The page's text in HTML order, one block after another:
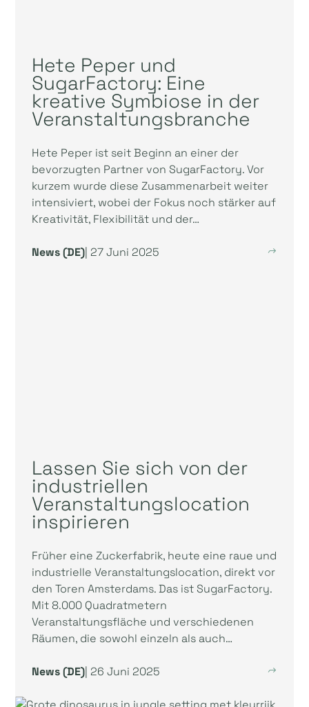
Hete Peper und
SugarFactory: Eine
kreative Symbiose in der
Veranstaltungsbranche
Hete Peper ist seit Beginn an einer der
bevorzugten Partner von SugarFactory. Vor
kurzem wurde diese Zusammenarbeit weiter
intensiviert, wobei der Fokus noch stärker auf
Kreativität, Flexibilität und der…
News (DE) | 27 Juni 2025
Lassen Sie sich von der
industriellen
Veranstaltungslocation
inspirieren
Früher eine Zuckerfabrik, heute eine raue und
industrielle Veranstaltungslocation, direkt vor
den Toren Amsterdams. Das ist SugarFactory.
Mit 8.000 Quadratmetern
Veranstaltungsfläche und verschiedenen
Räumen, die sowohl einzeln als auch…
News (DE) | 26 Juni 2025